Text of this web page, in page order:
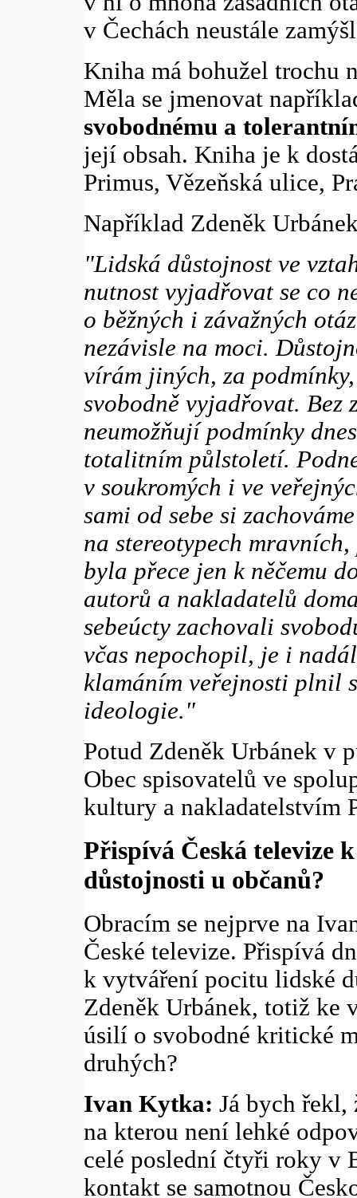
v Čechách neustále
Kniha má bohužel trochu
Měla se jmenovat
svobodnému a
její obsah. Kniha je k
Primus, Vězeňská ulice,
Například Zdeněk
"Lidská důstojnost ve
nutnost vyjadřovat se co
o běžných i závažných
nezávisle na moci.
vírám jiných, za
svobodně vyjadřovat.
neumožňují podmínky
totalitním půlstoletí.
v soukromých i ve
sami od sebe si
na stereotypech
byla přece jen k něčemu
autorů a nakladatelů
sebeúcty zachovali
včas nepochopil, je i
klamáním veřejnosti plnil
ideologie."
Potud Zdeněk Urbánek v
Obec spisovatelů ve
kultury a nakladatelstvím
Přispívá Česká televize
důstojnosti u občanů?
Obracím se nejprve na
České televize. Přispívá
k vytváření pocitu lidské
Zdeněk Urbánek, totiž ke
úsilí o svobodné kritické
druhých?
Ivan Kytka: Já bych řekl,
na kterou není lehké
celé poslední čtyři roky v
kontakt se samotnou